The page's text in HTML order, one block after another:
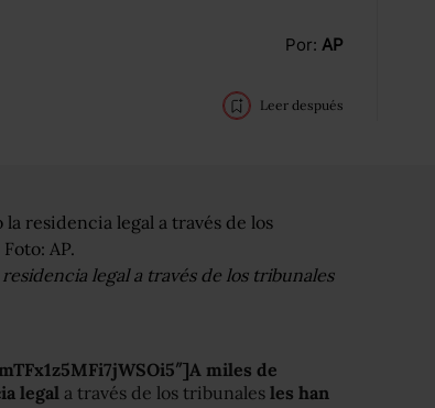
Por: AP
Leer después
legal a través de los tribunales
miles de
legal a través de los tribunales les han